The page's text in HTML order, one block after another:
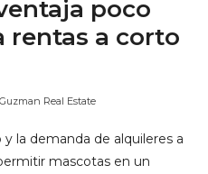
poco
rentas a corto
Real Estate
la demanda de alquileres a
mascotas en un